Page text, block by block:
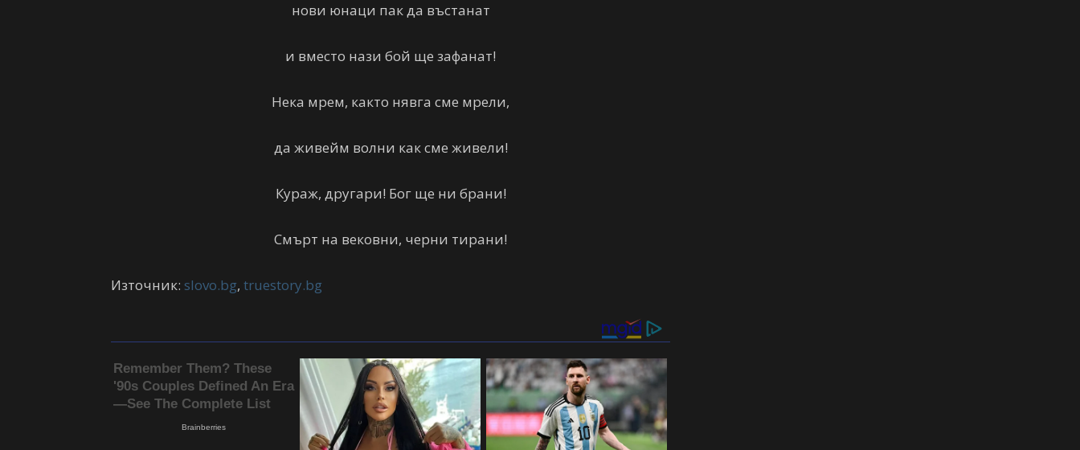
нови юнаци пак да въстанат
и вместо нази бой ще зафанат!
Нека мрем, както нявга сме мрели,
да живейм волни как сме живели!
Кураж, другари! Бог ще ни брани!
Смърт на вековни, черни тирани!
Източник: slovo.bg, truestory.bg